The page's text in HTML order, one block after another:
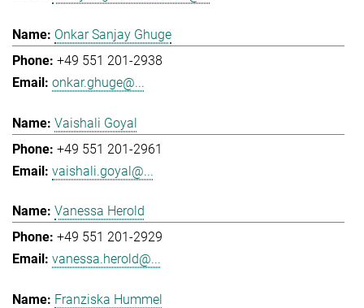
Onkar Sanjay Ghuge
+49 551 201-2938
onkar.ghuge@...
Vaishali Goyal
+49 551 201-2961
vaishali.goyal@...
Vanessa Herold
+49 551 201-2929
vanessa.herold@...
Franziska Hummel